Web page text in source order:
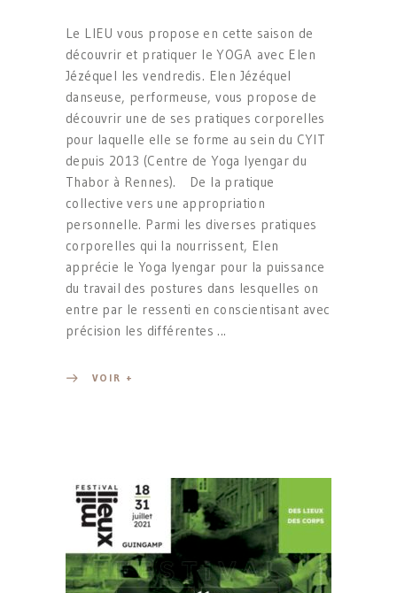
Le LIEU vous propose en cette saison de
découvrir et pratiquer le YOGA avec Elen
Jézéquel les vendredis. Elen Jézéquel
danseuse, performeuse, vous propose de
découvrir une de ses pratiques corporelles
pour laquelle elle se forme au sein du CYIT
depuis 2013 (Centre de Yoga Iyengar du
Thabor à Rennes). De la pratique
collective vers une appropriation
personnelle. Parmi les diverses pratiques
corporelles qui la nourrissent, Elen
apprécie le Yoga Iyengar pour la puissance
du travail des postures dans lesquelles on
entre par le ressenti en conscientisant avec
précision les différentes
VOIR +